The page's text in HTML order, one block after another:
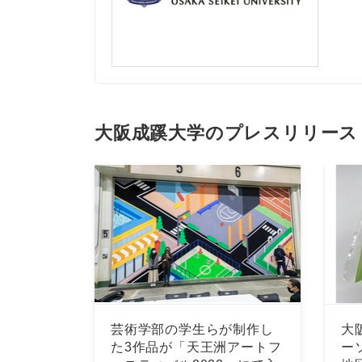
大阪成蹊大学のプレスリリース
芸術学部の学生らが制作し
た3作品が「天王洲アートフ
大
ー